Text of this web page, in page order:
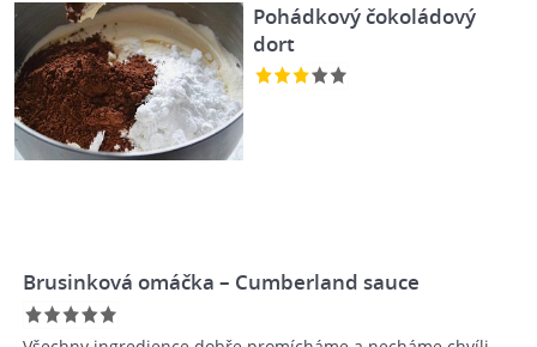
Pohádkový čokoládový
dort
Brusinková omáčka – Cumberland sauce